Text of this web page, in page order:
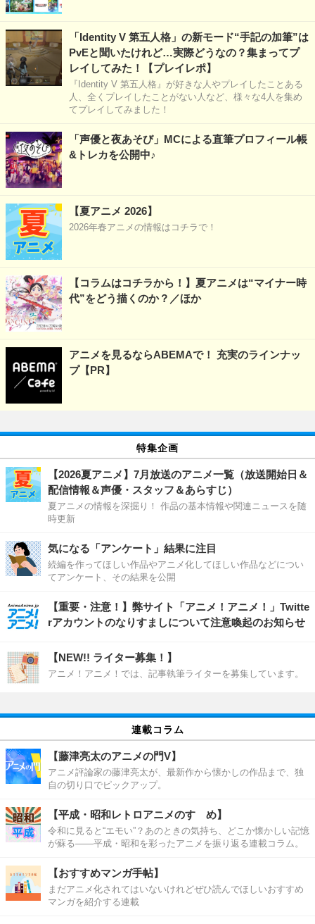
「Identity V 第五人格」の新モード“手記の加筆”は
PvEと聞いたけれど…実際どうなの？集まってプ
レイしてみた！【プレイレポ】
『Identity V 第五人格』が好きな人やプレイしたことある
人、全くプレイしたことがない人など、様々な4人を集め
てプレイしてみました！
「声優と夜あそび」MCによる直筆プロフィール帳
&トレカを公開中♪
【夏アニメ 2026】
2026年春アニメの情報はコチラで！
【コラムはコチラから！】夏アニメは“マイナー時
代”をどう描くのか？／ほか
アニメを見るならABEMAで！ 充実のラインナッ
プ【PR】
特集企画
【2026夏アニメ】7月放送のアニメ一覧（放送開始日＆
配信情報＆声優・スタッフ＆あらすじ）
夏アニメの情報を深掘り！ 作品の基本情報や関連ニュースを随
時更新
気になる「アンケート」結果に注目
続編を作ってほしい作品やアニメ化してほしい作品などについ
てアンケート、その結果を公開
【重要・注意！】弊サイト「アニメ！アニメ！」Twitte
rアカウントのなりすましについて注意喚起のお知らせ
【NEW!! ライター募集！】
アニメ！アニメ！では、記事執筆ライターを募集しています。
連載コラム
【藤津亮太のアニメの門V】
アニメ評論家の藤津亮太が、最新作から懐かしの作品まで、独
自の切り口でピックアップ。
【平成・昭和レトロアニメのすゝめ】
令和に見ると“エモい”？あのときの気持ち、どこか懐かしい記憶
が蘇る――平成・昭和を彩ったアニメを振り返る連載コラム。
【おすすめマンガ手帖】
まだアニメ化されてはいないけれどぜひ読んでほしいおすすめ
マンガを紹介する連載